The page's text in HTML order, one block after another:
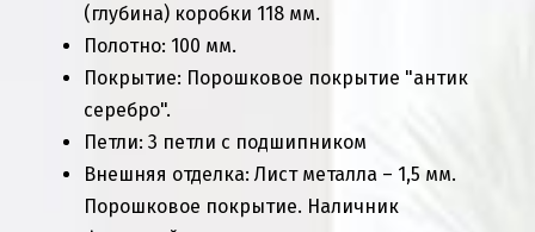
(глубина) коробки 118 мм.
Полотно: 100 мм.
Покрытие: Порошковое покрытие "антик
серебро".
Петли: 3 петли с подшипником
Внешняя отделка: Лист металла – 1,5 мм.
Порошковое покрытие. Наличник